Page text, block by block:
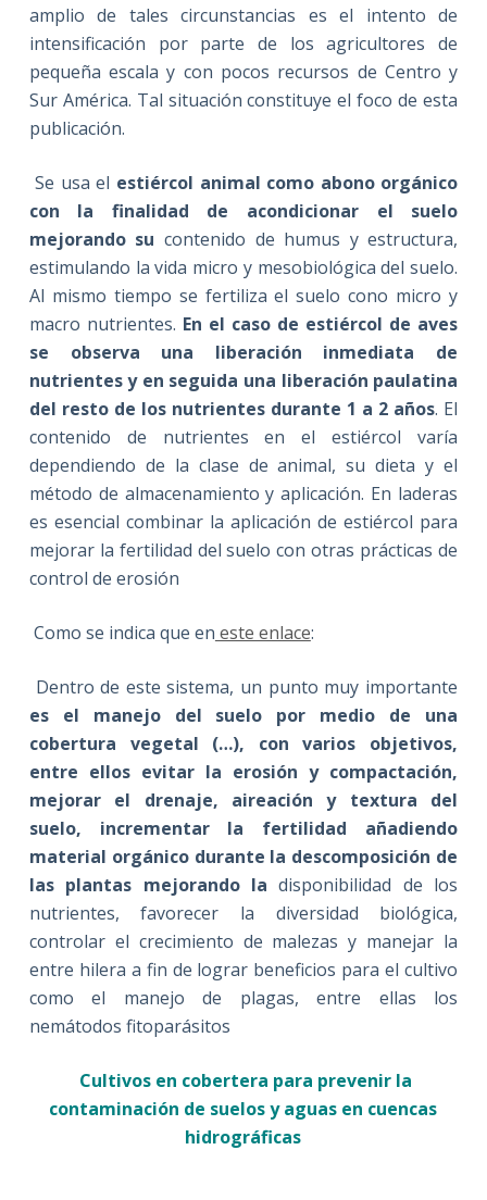
amplio de tales circunstancias es el intento de
intensificación por parte de los agricultores de
pequeña escala y con pocos recursos de Centro y
Sur América. Tal situación constituye el foco de esta
publicación.
Se usa el estiércol animal como abono orgánico
con la finalidad de acondicionar el suelo
mejorando su contenido de humus y estructura,
estimulando la vida micro y mesobiológica del suelo.
Al mismo tiempo se fertiliza el suelo cono micro y
macro nutrientes. En el caso de estiércol de aves
se observa una liberación inmediata de
nutrientes y en seguida una liberación paulatina
del resto de los nutrientes durante 1 a 2 años. El
contenido de nutrientes en el estiércol varía
dependiendo de la clase de animal, su dieta y el
método de almacenamiento y aplicación. En laderas
es esencial combinar la aplicación de estiércol para
mejorar la fertilidad del suelo con otras prácticas de
control de erosión
Como se indica que en este enlace:
Dentro de este sistema, un punto muy importante
es el manejo del suelo por medio de una
cobertura vegetal (…), con varios objetivos,
entre ellos evitar la erosión y compactación,
mejorar el drenaje, aireación y textura del
suelo, incrementar la fertilidad añadiendo
material orgánico durante la descomposición de
las plantas mejorando ladisponibilidad de los
nutrientes, favorecer la diversidad biológica,
controlar el crecimiento de malezas y manejar la
entre hilera a fin de lograr beneficios para el cultivo
como el manejo de plagas, entre ellas los
nemátodos fitoparásitos
Cultivos en cobertera para prevenir la
contaminación de suelos y aguas en cuencas
hidrográficas